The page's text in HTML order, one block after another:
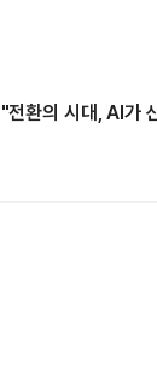
"전환의 시대, AI가